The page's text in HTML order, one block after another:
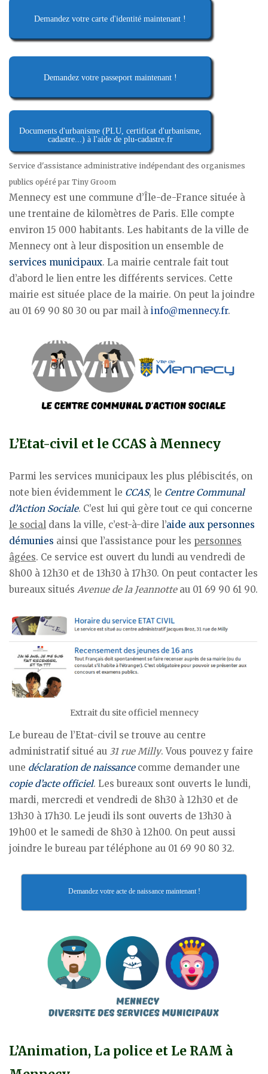
Demandez votre carte d'identité maintenant !
Demandez votre passeport maintenant !
Documents d'urbanisme (PLU, certificat d'urbanisme,
cadastre...) à l'aide de plu-cadastre.fr
Service d'assistance administrative indépendant des organismes
publics opéré par Tiny Groom
Mennecy est une commune d’Île-de-France située à
une trentaine de kilomètres de Paris. Elle compte
environ 15 000 habitants. Les habitants de la ville de
Mennecy ont à leur disposition un ensemble de
services municipaux. La mairie centrale fait tout
d’abord le lien entre les différents services. Cette
mairie est située place de la mairie. On peut la joindre
au 01 69 90 80 30 ou par mail à info@mennecy.fr.
L’Etat-civil et le CCAS à Mennecy
Parmi les services municipaux les plus plébiscités, on
note bien évidemment le CCAS, le Centre Communal
d’Action Sociale. C’est lui qui gère tout ce qui concerne
le social dans la ville, c’est-à-dire l’aide aux personnes
démunies ainsi que l’assistance pour les personnes
âgées. Ce service est ouvert du lundi au vendredi de
8h00 à 12h30 et de 13h30 à 17h30. On peut contacter les
bureaux situés Avenue de la Jeannotteau 01 69 90 61 90.
Extrait du site officiel mennecy
Le bureau de l’Etat-civil se trouve au centre
administratif situé au 31 rue Milly. Vous pouvez y faire
une déclaration de naissancecomme demander une
copie d’acte officiel. Les bureaux sont ouverts le lundi,
mardi, mercredi et vendredi de 8h30 à 12h30 et de
13h30 à 17h30. Le jeudi ils sont ouverts de 13h30 à
19h00 et le samedi de 8h30 à 12h00. On peut aussi
joindre le bureau par téléphone au 01 69 90 80 32.
Demandez votre acte de naissance maintenant !
L’Animation, La police et Le RAM à